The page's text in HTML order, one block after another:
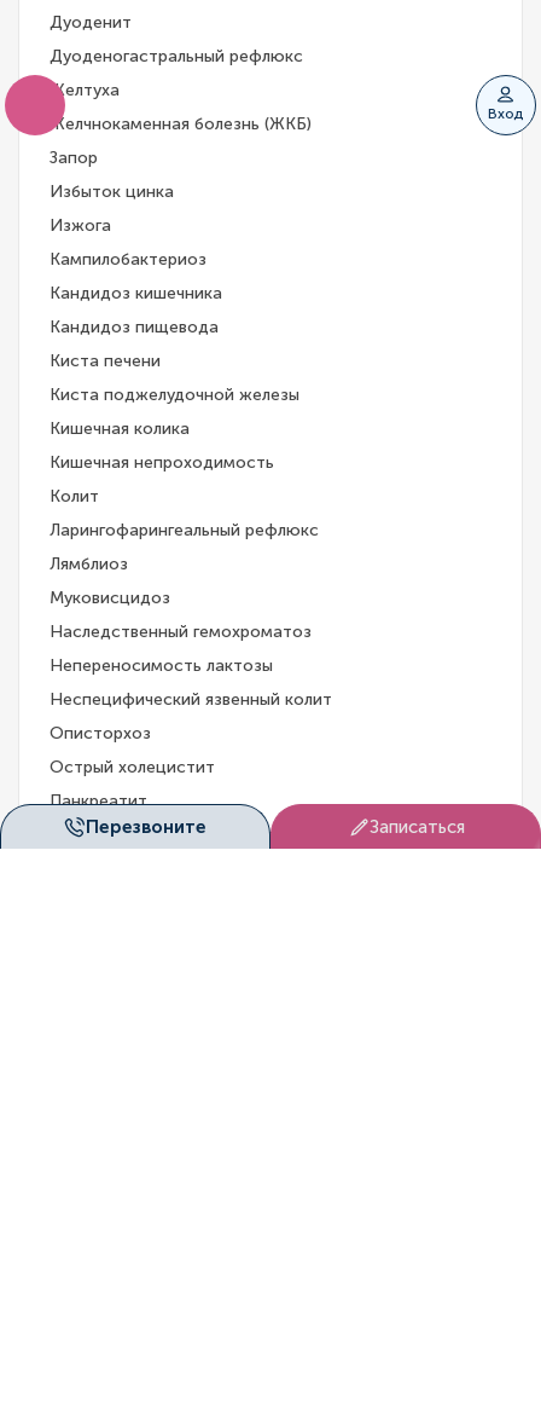
Вход
Перезвоните Записаться
Дуоденит
Дуоденогастральный рефлюкс
Желтуха
Желчнокаменная болезнь (ЖКБ)
Запор
Избыток цинка
Изжога
Кампилобактериоз
Кандидоз кишечника
Кандидоз пищевода
Киста печени
Киста поджелудочной железы
Кишечная колика
Кишечная непроходимость
Колит
Ларингофарингеальный рефлюкс
Лямблиоз
Муковисцидоз
Наследственный гемохроматоз
Непереносимость лактозы
Неспецифический язвенный колит
Описторхоз
Острый холецистит
Панкреатит
Паразитарные заболевания